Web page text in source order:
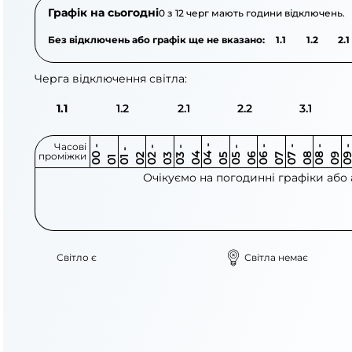
Графік на сьогодні0 з 12 черг мають години відключень.
Без відключень або графік ще не вказано: 1.1 1.2 2.1
Черга відключення світла:
1.1 1.2 2.1 2.2 3.1
Часові
проміжки 0
0
-
0 1 0
1
-
0 2 0 2
-
0 3 0 3
-
0 4 0 4
-
0 5 0 5
-
0 6 0 6
-
0 7 0 7
-
0 8 0 8
-
0 9 0
9
-
1
Очікуємо на погодинні графіки
Світло є Світла немає